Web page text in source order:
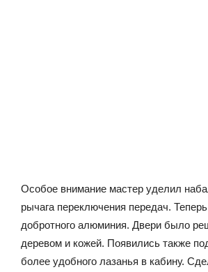
Особое внимание мастер уделил
рычага переключения передач.
добротного алюминия. Двери было
деревом и кожей. Появились также
более удобного лазанья в кабину.